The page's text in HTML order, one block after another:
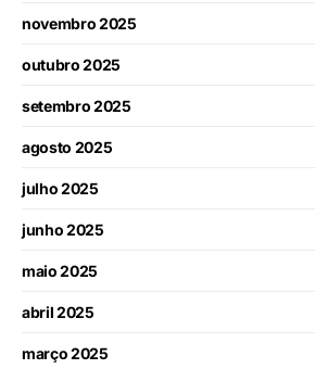
novembro 2025
outubro 2025
setembro 2025
agosto 2025
julho 2025
junho 2025
maio 2025
abril 2025
março 2025